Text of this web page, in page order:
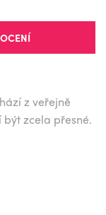
z veřejně
zcela přesné.